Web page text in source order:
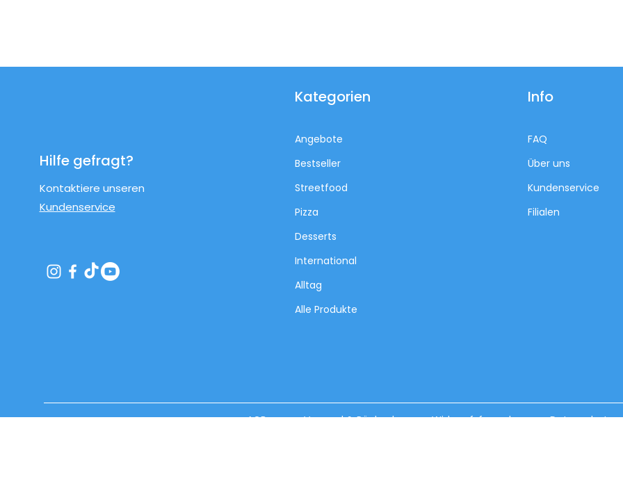
Hilfe gefragt?
Kontaktiere unseren
Kundenservice
Kategorien
Angebote
Bestseller
Streetfood
Pizza
Desserts
International
Alltag
Alle Produkte
Info
FAQ
Über uns
Kundenservice
Filialen
AGB Versand & Rückgabe Widerrufsformular Datenschutz